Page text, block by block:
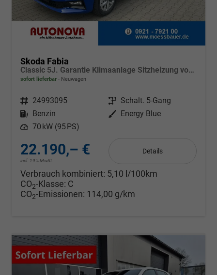
Skoda Fabia
Classic 5J. Garantie Klimaanlage Sitzheizung vorn Virtuelles Cockpit Kamera PDC v+h
sofort lieferbar Neuwagen
Fahrzeugnr. 24993095 Getriebe Schalt. 5-Gang
Kraftstoff
Benzin Außenfarbe
Energy Blue
Leistung 70 kW (95 PS)
22.190,– €
incl. 19% MwSt.
Details
Verbrauch kombiniert: 5,10 l/100km
CO2-Klasse: C
CO2-Emissionen: 114,00 g/km